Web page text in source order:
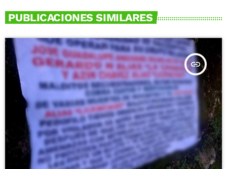
PUBLICACIONES SIMILARES
insert_link